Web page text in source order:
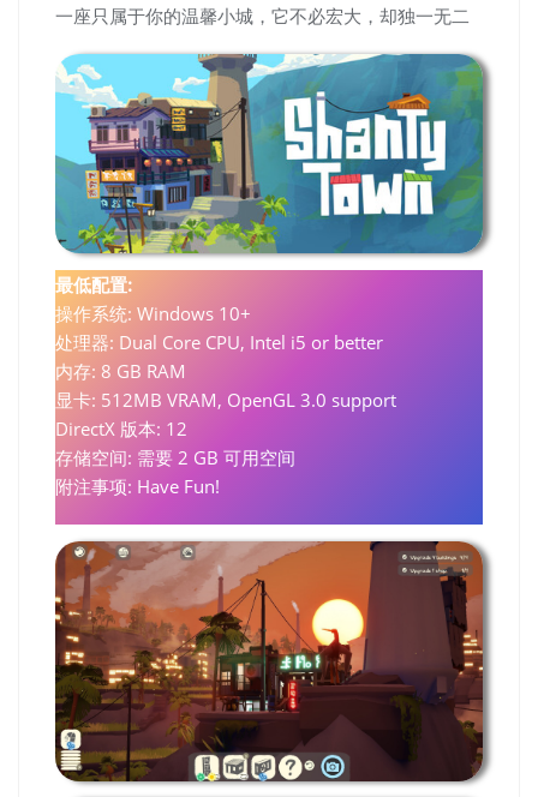
一座只属于你的温馨小城，它不必宏大，却独一无二
最低配置:
操作系统: Windows 10+
处理器: Dual Core CPU, Intel i5 or better
内存: 8 GB RAM
显卡: 512MB VRAM, OpenGL 3.0 support
DirectX 版本: 12
存储空间: 需要 2 GB 可用空间
附注事项: Have Fun!